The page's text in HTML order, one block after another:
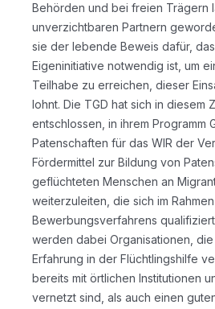
Behörden und bei freien Trägern
unverzichtbaren Partnern
sie der lebende Beweis dafür,
Eigeninitiative notwendig ist, um
Teilhabe zu erreichen, dieser
lohnt. Die TGD hat sich in diesem
entschlossen, in ihrem Programm
Patenschaften für das WIR der
Fördermittel zur Bildung von
geflüchteten Menschen an
weiterzuleiten, die sich im
Bewerbungsverfahrens
werden dabei Organisationen,
Erfahrung in der Flüchtlingshilfe
bereits mit örtlichen Institutionen
vernetzt sind, als auch einen